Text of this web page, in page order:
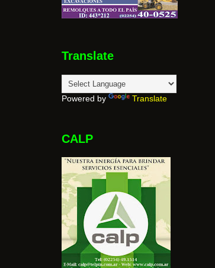
Translate
Powered by Translate
CALP